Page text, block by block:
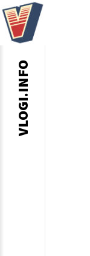
VLOGI.INFO